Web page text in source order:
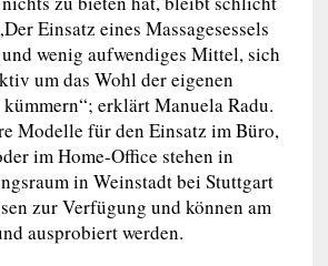
Einsatz eines Massagesessels
wenig aufwendiges Mittel, sich
um das Wohl der eigenen
erklärt Manuela Radu.
Modelle für den Einsatz im Büro,
im Home-Office stehen in
in Weinstadt bei Stuttgart
zur Verfügung und können am
ausprobiert werden.